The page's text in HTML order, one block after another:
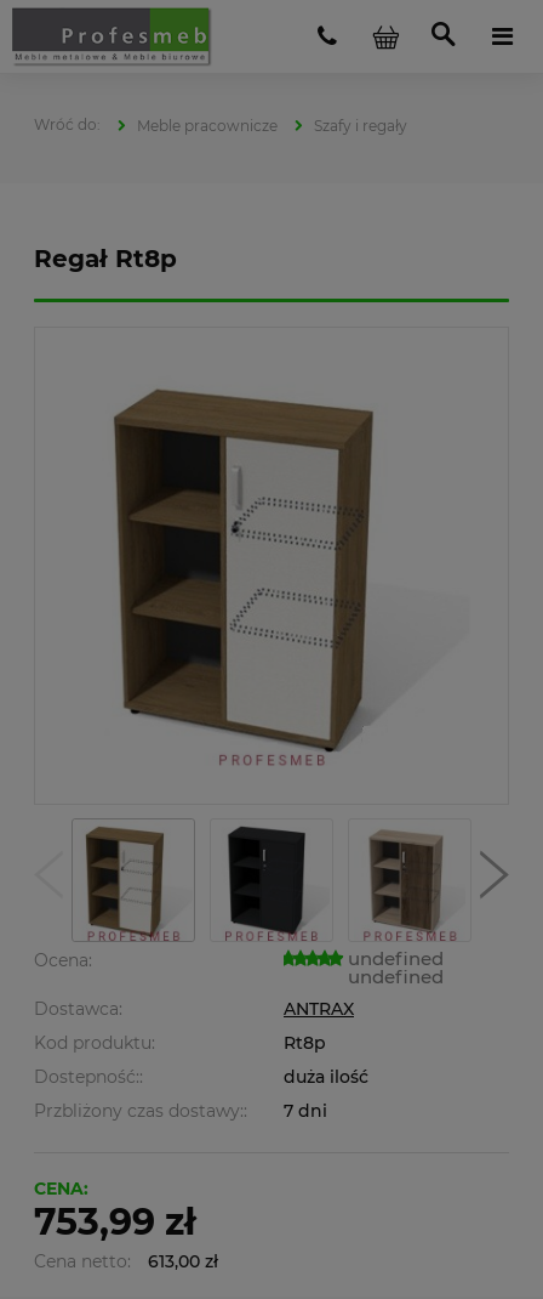
Meble pracownicze Szafy i regały
Regał Rt8p
Ocena: undefined
undefined
Dostawca:
ANTRAX
Kod produktu:
Rt8p
Dostepność::
duża ilość
Przbliżony czas dostawy::
7 dni
CENA:
753,99 zł
Cena netto: 613,00 zł